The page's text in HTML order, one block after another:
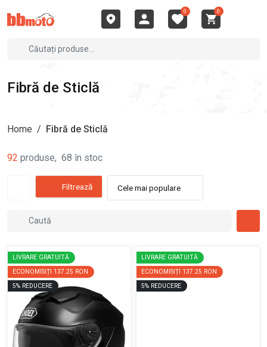
0 0
Fibră de Sticlă
Home / Fibră de Sticlă
92 produse, 68 în stoc
Filtrează Cele mai populare
LIVRARE GRATUITĂ
ECONOMISIȚI 137.25 RON
5% REDUCERE
LIVRARE GRATUITĂ
ECONOMISIȚI 137.25 RON
5% REDUCERE